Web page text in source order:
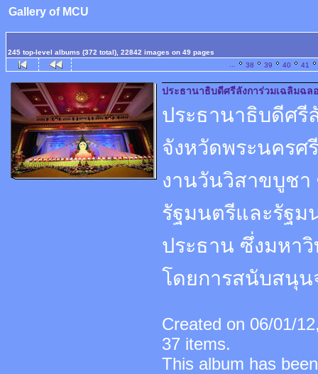
Gallery of MCU
245 top-level albums (372 total), 22842 images on 49 pages
38 39 40 41
ประธานาธิบดีศรีลังการ่วมเฉลิมฉ
ประธานาธิบดีศรี
จังหวัดพระนครศ
งานวันวิสาขบูชา
รัฐมนตรีและรัฐม
ประธาน ซึ่งมหา
โดยการสนับสนุน
Created on 06/01/
37 items.
This album has